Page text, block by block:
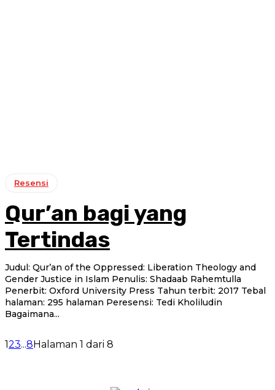
Resensi
Qur’an bagi yang
Tertindas
Judul: Qur’an of the Oppressed: Liberation Theology and
Gender Justice in Islam Penulis: Shadaab Rahemtulla
Penerbit: Oxford University Press Tahun terbit: 2017 Tebal
halaman: 295 halaman Peresensi: Tedi Kholiludin
Bagaimana...
123...8 Halaman 1 dari 8